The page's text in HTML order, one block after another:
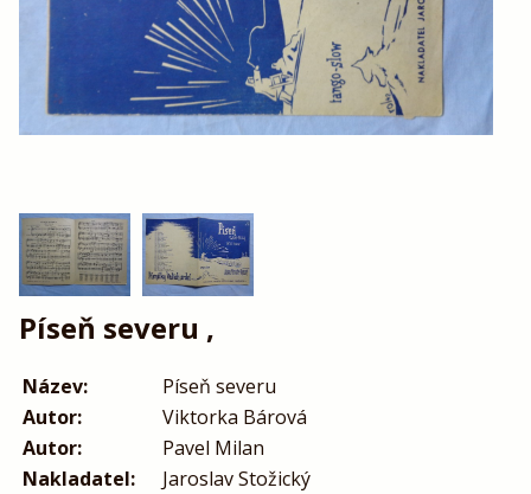
Píseň severu ,
Název:
Píseň severu
Autor:
Viktorka Bárová
Autor:
Pavel Milan
Nakladatel:
Jaroslav Stožický